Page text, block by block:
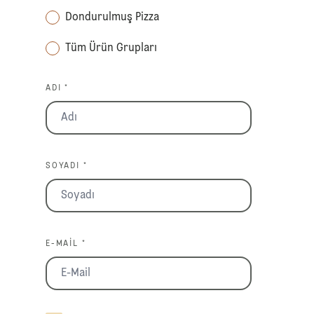
Dondurulmuş Pizza
Tüm Ürün Grupları
ADI *
SOYADI *
E-MAIL *